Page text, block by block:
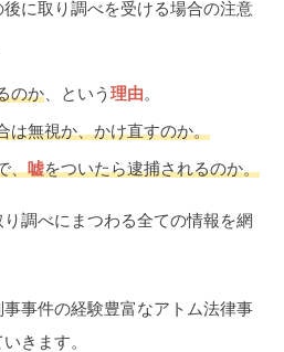
に取り調べを受ける場合の注意
のか、という 理由。
は無視か、かけ直すのか。
、嘘をついたら逮捕されるのか。
調べにまつわる全ての情報を網
事件の経験豊富なアトム法律事
きます。